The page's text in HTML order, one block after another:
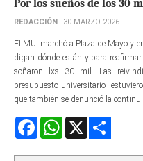
Por los sueños de los 30
REDACCIÓN 30 MARZO 2026
El MUI marchó a Plaza de Mayo y
digan dónde están y para
soñaron lxs 30 mil. Las
presupuesto universitario
que también se denunció la
FacebookWhatsApp